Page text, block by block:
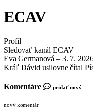
ECAV
Profil
Sledovať kanál ECAV
Eva Germanová – 3. 7.
Kráľ Dávid usilovne čítal
Komentáre pridať nový
nový komentár